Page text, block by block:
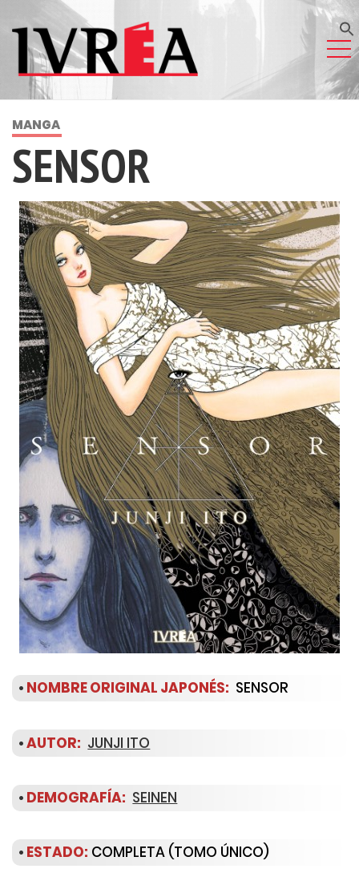
MANGA
SENSOR
• NOMBRE ORIGINAL JAPONÉS: SENSOR
•AUTOR: JUNJI ITO
• DEMOGRAFÍA: SEINEN
• ESTADO: COMPLETA (TOMO ÚNICO)